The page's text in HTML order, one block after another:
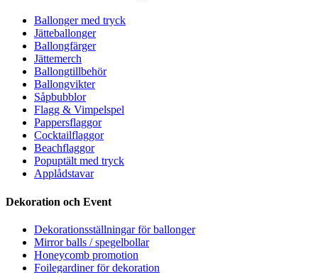
Ballonger med tryck
Jätteballonger
Ballongfärger
Jättemerch
Ballongtillbehör
Ballongvikter
Såpbubblor
Flagg & Vimpelspel
Pappersflaggor
Cocktailflaggor
Beachflaggor
Popuptält med tryck
Applådstavar
Dekoration och Event
Dekorationsställningar för ballonger
Mirror balls / spegelbollar
Honeycomb promotion
Foilegardiner för dekoration